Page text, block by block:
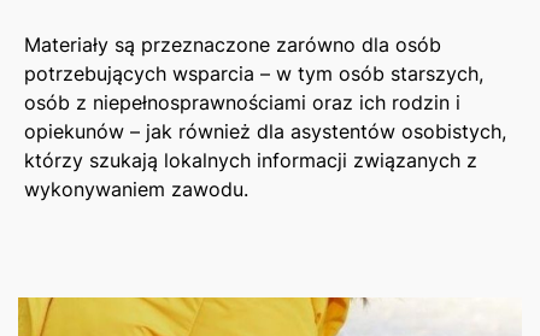
Materiały są przeznaczone zarówno dla osób
potrzebujących wsparcia – w tym osób starszych,
osób z niepełnosprawnościami oraz ich rodzin i
opiekunów – jak również dla asystentów osobistych,
którzy szukają lokalnych informacji związanych z
wykonywaniem zawodu.